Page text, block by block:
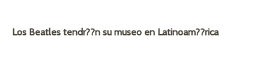
Los Beatles tendr??n su museo en Latinoam??rica